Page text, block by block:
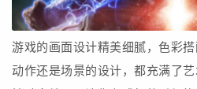
游戏的画面设计精美细腻，色彩
动作还是场景的设计，都充满了